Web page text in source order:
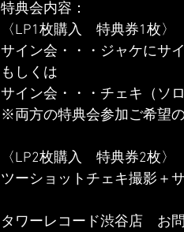
特典会内容：
〈LP1枚購入　特典券1枚〉
サイン会・・・ジャケにサ
もしくは
サイン会・・・チェキ（ソ
※両方の特典会参加ご希望
〈LP2枚購入　特典券2枚〉
ツーショットチェキ撮影＋
タワーレコード渋谷店　お